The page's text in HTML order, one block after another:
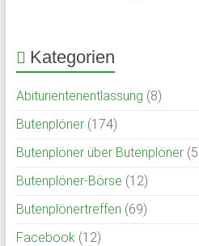
Kategorien
Abiturientenentlassung (8)
Butenplöner(174)
Butenplöner über Butenplöner
Butenplöner-Börse (12)
Butenplönertreffen (69)
Facebook(12)